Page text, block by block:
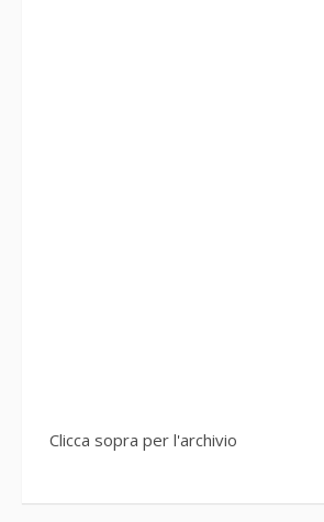
Clicca sopra per l'archivio